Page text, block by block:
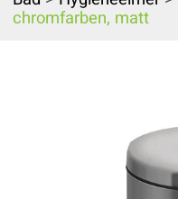
chromfarben, matt